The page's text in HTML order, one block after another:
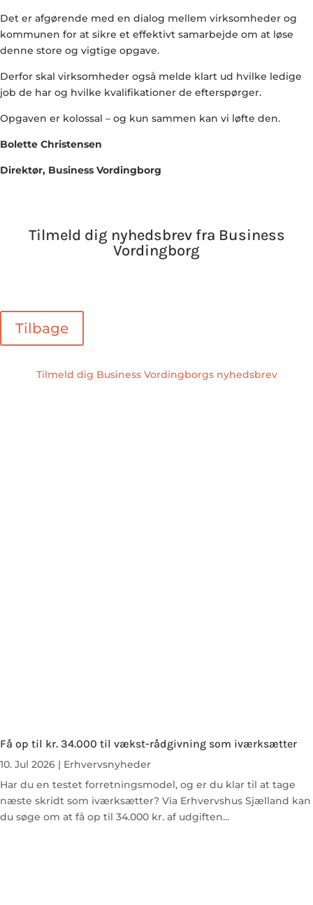
Det er afgørende med en dialog mellem virksomheder og
kommunen for at sikre et effektivt samarbejde om at løse
denne store og vigtige opgave.
Derfor skal virksomheder også melde klart ud hvilke ledige
job de har og hvilke kvalifikationer de efterspørger.
Opgaven er kolossal – og kun sammen kan vi løfte den.
Bolette Christensen
Direktør, Business Vordingborg
Tilmeld dig nyhedsbrev fra Business
Vordingborg
Tilbage
Tilmeld dig Business Vordingborgs nyhedsbrev
Få op til kr. 34.000 til vækst-rådgivning som iværksætter
10. Jul 2026 | Erhvervsnyheder
Har du en testet forretningsmodel, og er du klar til at tage
næste skridt som iværksætter? Via Erhvervshus Sjælland kan
du søge om at få op til 34.000 kr. af udgiften...